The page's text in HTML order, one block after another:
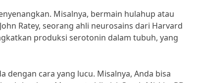
Misalnya, bermain hulahup atau
Ratey, seorang ahli neurosains dari Harvard
produksi serotonin dalam tubuh, yang
cara yang lucu. Misalnya, Anda bisa